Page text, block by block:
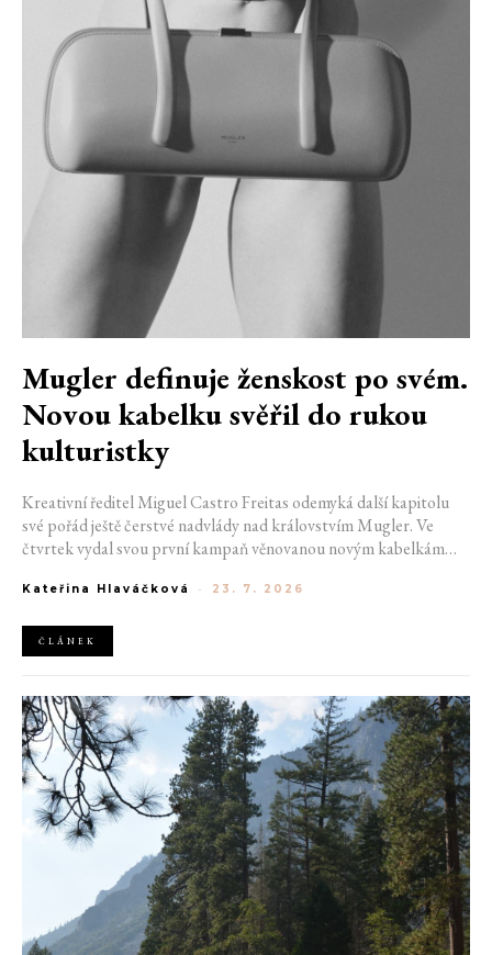
Mugler definuje ženskost po svém.
Novou kabelku svěřil do rukou
kulturistky
Kreativní ředitel Miguel Castro Freitas odemyká další kapitolu
své pořád ještě čerstvé nadvlády nad královstvím Mugler. Ve
čtvrtek vydal svou první kampaň věnovanou novým kabelkám
do módního domu dorazil. Umně mísí výrazy minulosti a dávných
Kateřina Hlaváčková - 23. 7. 2026
ČLÁNEK